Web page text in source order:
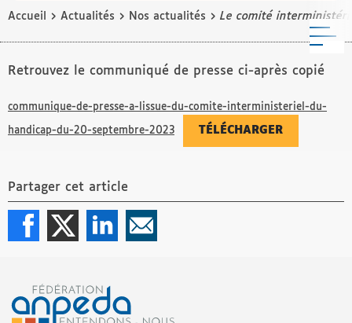
Accueil › Actualités › Nos actualités › Le comité
Retrouvez le communiqué de presse ci-après copié
communique-de-presse-a-lissue-du-comite-interministeriel-du-
handicap-du-20-septembre-2023 TÉLÉCHARGER
Partager cet article